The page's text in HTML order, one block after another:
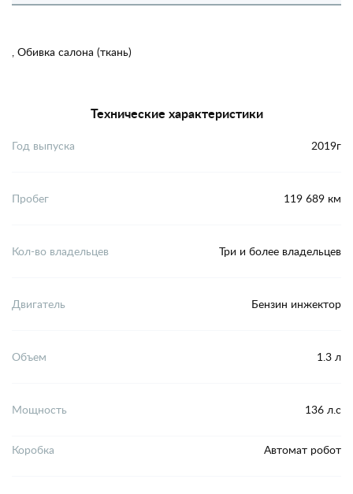
, Обивка салона (ткань)
Технические характеристики
Год выпуска 2019г
Пробег 119 689 км
Кол-во владельцев Три и более владельцев
Двигатель Бензин инжектор
Объем 1.3 л
Мощность 136 л.с
Коробка Автомат робот